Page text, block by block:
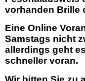
vorhanden Brille
Eine Online
Samstags nicht
allerdings geht
schneller voran.